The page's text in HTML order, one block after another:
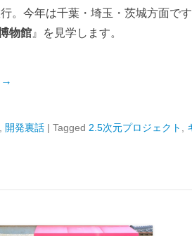
。今年は千葉・埼玉・茨城方面で
物館 』を見学します。
→
開発裏話 | Tagged 2.5次元プロジェクト